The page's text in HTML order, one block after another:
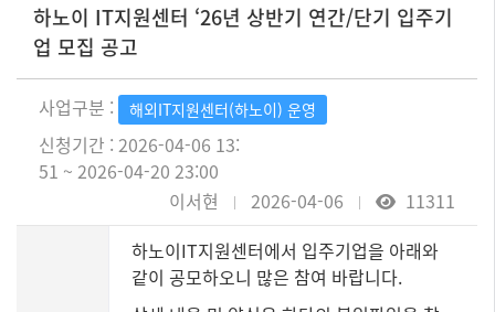
하노이 IT지원센터 ‘26년 상반기 연간/단기 입주기
업 모집 공고
사업구분 : 해외IT지원센터(하노이) 운영
신청기간 : 2026-04-06 13:
51 ~ 2026-04-20 23:00
이서현
2026-04-06 11311
하노이IT지원센터에서 입주기업을 아래와
같이 공모하오니 많은 참여 바랍니다.